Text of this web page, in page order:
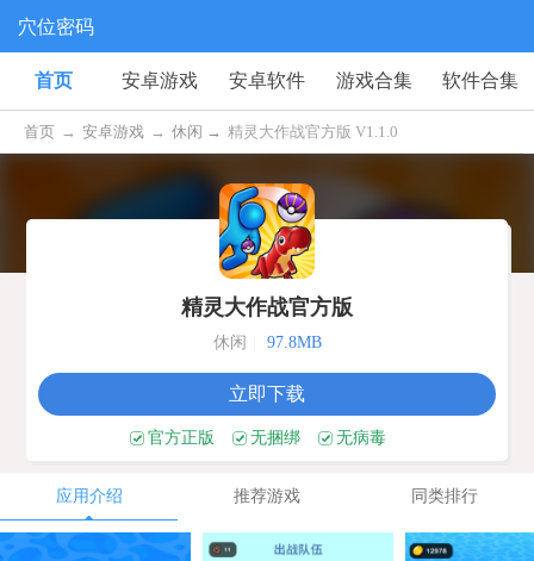
穴位密码
首页 安卓游戏 安卓软件 游戏合集 软件合集
首页 → 安卓游戏 → 休闲 → 精灵大作战官方版 V1.1.0
精灵大作战官方版
休闲 97.8MB
立即下载
官方正版 无捆绑 无病毒
应用介绍 推荐游戏 同类排行